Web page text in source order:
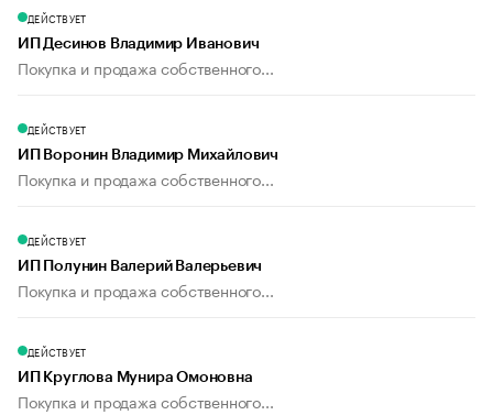
ДЕЙСТВУЕТ
ИП Десинов Владимир Иванович
Покупка и продажа собственного...
ДЕЙСТВУЕТ
ИП Воронин Владимир Михайлович
Покупка и продажа собственного...
ДЕЙСТВУЕТ
ИП Полунин Валерий Валерьевич
Покупка и продажа собственного...
ДЕЙСТВУЕТ
ИП Круглова Мунира Омоновна
Покупка и продажа собственного...